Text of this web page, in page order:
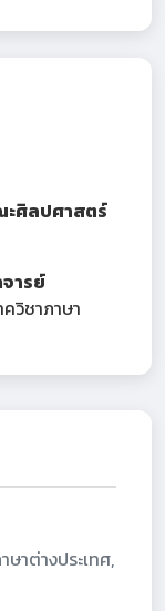
ะศิลปศาสตร์
ารย์
วิชาภาษา
าต่างประเทศ,